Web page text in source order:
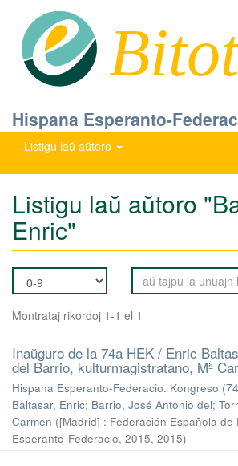
Hispana Esperanto-
Listigu laŭ aŭtoro
Listigu laŭ aŭtoro
Enric"
Montrataj rikordoj 1-1 el 1
Inaŭguro de la 74a HEK / Enric
del Barrio, kulturmagistratano, Mª
Hispana Esperanto-Federacio. Kongreso
Baltasar, Enric; Barrio, José Antonio del;
Carmen ([Madrid] : Federación Española
Esperanto-Federacio, 2015, 2015)